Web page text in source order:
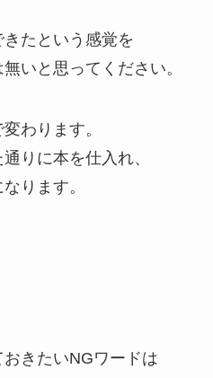
たという感覚を
いと思ってください。
わります。
りに本を仕入れ、
ります。
きたいNGワードは